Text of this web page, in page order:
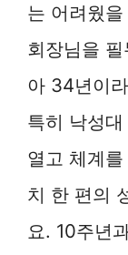
는 어려웠
회장님을
아 34년이
특히 낙성
열고 체계
치 한 편의
요. 10주년